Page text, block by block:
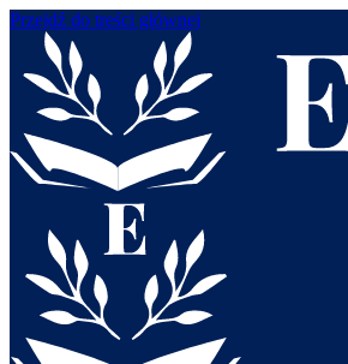
Przejdź do treści głównej